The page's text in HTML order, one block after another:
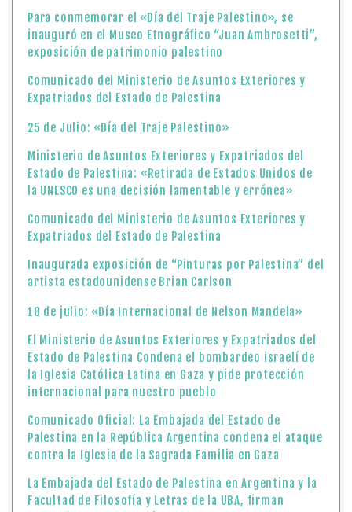
Ministerio de Asuntos Exteriores y Expatriados del
Estado de Palestina: «Retirada de Estados Unidos de
la UNESCO es una decisión lamentable y errónea»
Comunicado del Ministerio de Asuntos Exteriores y
Expatriados del Estado de Palestina
Inaugurada exposición de “Pinturas por Palestina” del
18 de julio: «Día Internacional de Nelson Mandela»
El Ministerio de Asuntos Exteriores y Expatriados del
Estado de Palestina Condena el bombardeo israelí de
la Iglesia Católica Latina en Gaza y pide protección
Comunicado Oficial: La Embajada del Estado de
contra la Iglesia de la Sagrada Familia en Gaza
La Embajada del Estado de Palestina en Argentina y la
Facultad de Filosofía y Letras de la UBA, firman
convenio de cooperación
de 1969 aparece el Handala Palestino
Ghassan Kanafani, una pluma palestina al servicio de
Comunicado del Ministerio de Asuntos Exteriores y